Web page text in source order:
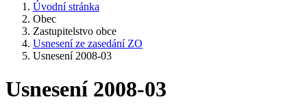
Úvodní stránka
Obec
Zastupitelstvo obce
Usnesení ze zasedání ZO
Usnesení 2008-03
Usnesení 2008-03